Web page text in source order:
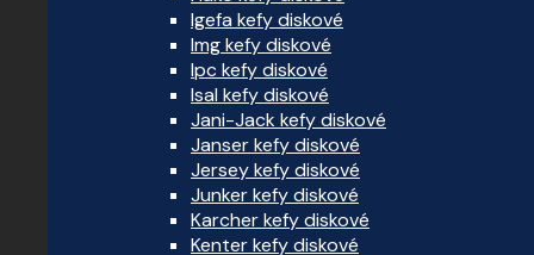
Igefa kefy diskové
Img kefy diskové
Ipc kefy diskové
Isal kefy diskové
Jani-Jack kefy diskové
Janser kefy diskové
Jersey kefy diskové
Junker kefy diskové
Karcher kefy diskové
Kenter kefy diskové